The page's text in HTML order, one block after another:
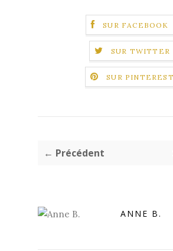
SUR FACEBOOK
SUR TWITTER
SUR PINTEREST
← Précédent
ANNE B.